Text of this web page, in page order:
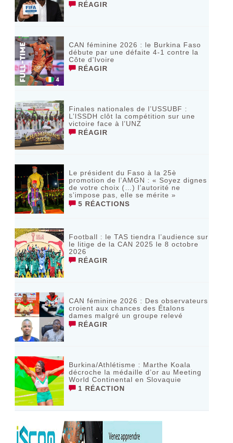
RÉAGIR
CAN féminine 2026 : le Burkina Faso
débute par une défaite 4-1 contre la
Côte d’Ivoire
RÉAGIR
Finales nationales de l’USSUBF :
L’ISSDH clôt la compétition sur une
victoire face à l’UNZ
RÉAGIR
Le président du Faso à la 25è
promotion de l’AMGN : « Soyez dignes
de votre choix (…) l’autorité ne
s’impose pas, elle se mérite »
5 RÉACTIONS
Football : le TAS tiendra l’audience sur
le litige de la CAN 2025 le 8 octobre
2026
RÉAGIR
CAN féminine 2026 : Des observateurs
croient aux chances des Étalons
dames malgré un groupe relevé
RÉAGIR
Burkina/Athlétisme : Marthe Koala
décroche la médaille d’or au Meeting
World Continental en Slovaquie ‎
1 RÉACTION